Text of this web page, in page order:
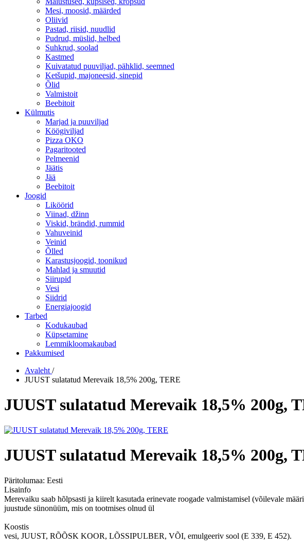
Mesi, moosid, määrded
Oliivid
Pastad, riisid, nuudlid
Pudrud, müslid, helbed
Suhkrud, soolad
Kastmed
Kuivatatud puuviljad, pähklid, seemned
Ketšupid, majoneesid, sinepid
Õlid
Valmistoit
Beebitoit
Külmutis
Marjad ja puuviljad
Köögiviljad
Pizza OKO
Pagaritooted
Pelmeenid
Jäätis
Jää
Beebitoit
Joogid
Liköörid
Viinad, džinn
Viskid, brändid, rummid
Vahuveinid
Veinid
Õlled
Karastusjoogid, toonikud
Mahlad ja smuutid
Siirupid
Vesi
Siidrid
Energiajoogid
Tarbed
Kodukaubad
Küpsetamine
Lemmikloomakaubad
Pakkumised
Avaleht /
JUUST sulatatud Merevaik 18,5% 200g, TERE
JUUST sulatatud Merevaik 18,5% 200g,
JUUST sulatatud Merevaik 18,5% 200g,
Päritolumaa: Eesti
Lisainfo
Merevaiku saab hõlpsasti ja kiirelt kasutada erinevate roogade valmistamisel (võilevale
juustude sünonüüm, mis on tootmises olnud ül
Koostis
vesi, JUUST, RÕÕSK KOOR, LÕSSIPULBER, VÕI, emulgeeriv sool (E 339, E 452).